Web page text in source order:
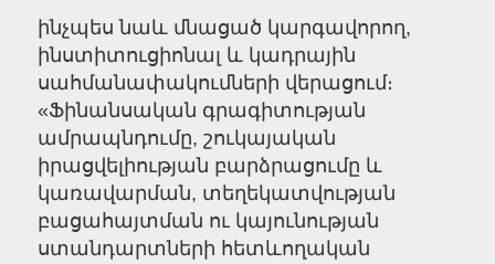
ինչպես նաև մնացած կարգավորող,
ինստիտուցիոնալ և կադրային
սահմանափակումների վերացում։
«Ֆինանսական գրագիտության
ամրապնդումը, շուկայական
իրացվելիության բարձրացումը և
կառավարման, տեղեկատվության
բացահայտման ու կայունության
ստանդարտների հետևողական